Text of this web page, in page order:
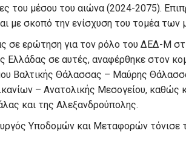
του μέσου του αιώνα (2024-2075).
με σκοπό την ενίσχυση του τομέα
σε ερώτηση για τον ρόλο του ΔΕΔ-Μ
Ελλάδας σε αυτές, αναφέρθηκε στον
Βαλτικής Θάλασσας – Μαύρης
– Ανατολικής Μεσογείου, καθώς
και της Αλεξανδρούπολης.
Υποδομών και Μεταφορών τόνισε